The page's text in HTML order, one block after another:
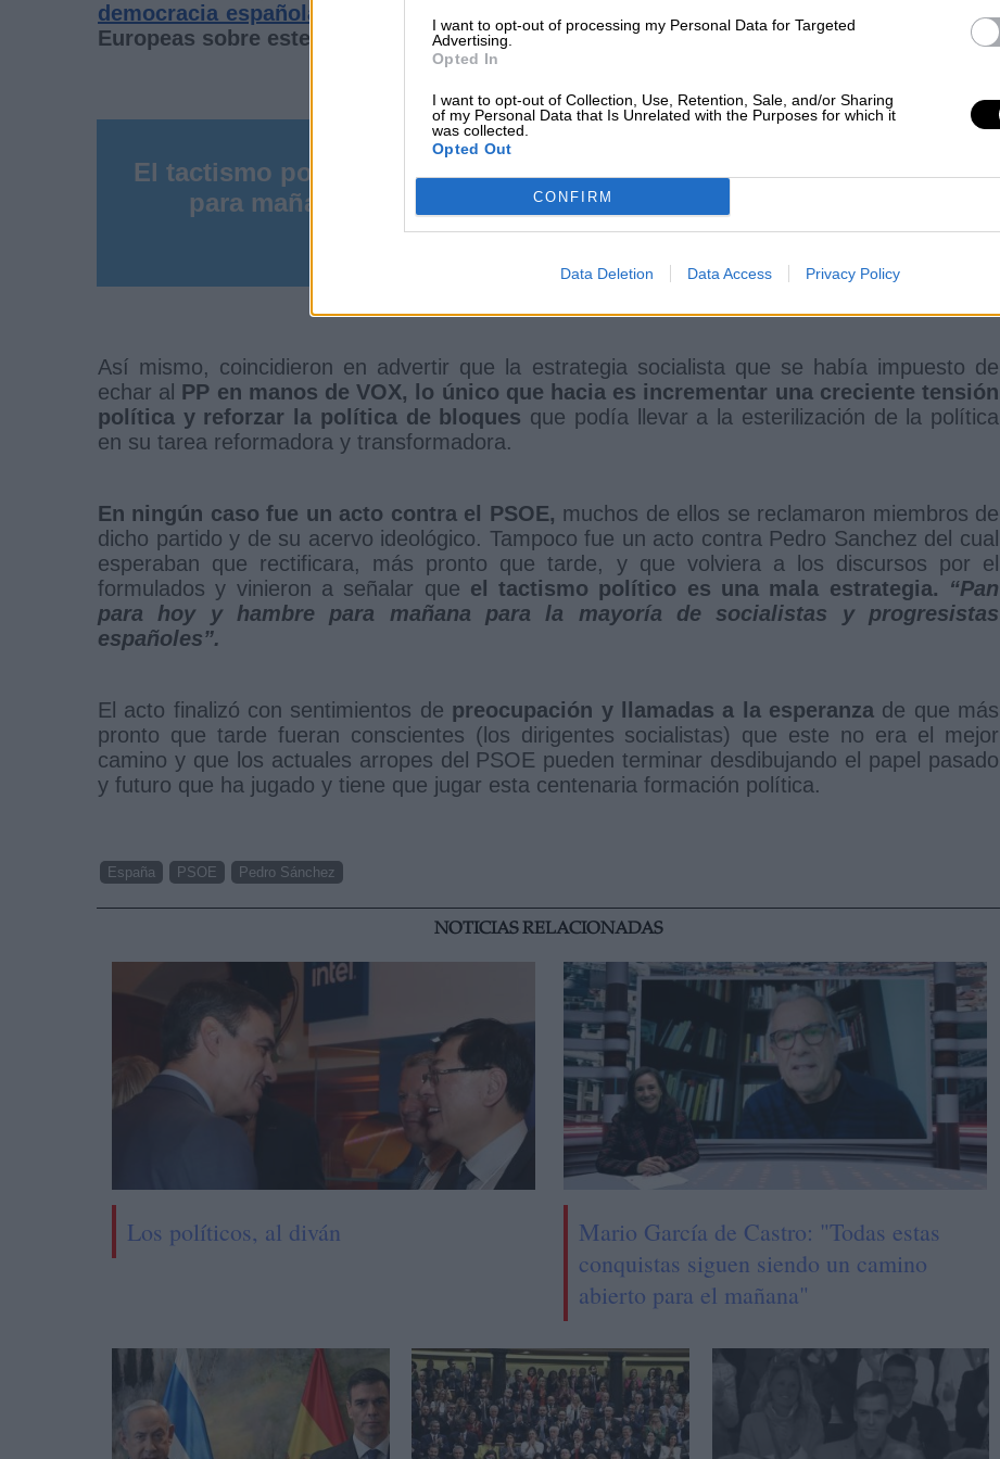
I want to opt-out of processing my Personal Data for Targeted
Advertising.
Opted In
I want to opt-out of Collection, Use, Retention, Sale, and/or Sharing
of my Personal Data that Is Unrelated with the Purposes for which it
was collected.
Opted Out
CONFIRM
Data Deletion Data Access Privacy Policy
democracia española en riesgo
, ante el debate que se ha iniciado en las Instituciones
Europeas sobre este tema.
El tactismo político es una mala estrategia: Pan para hoy y hambre
para mañana para la mayoría de socialistas y progresistas
españoles
Así mismo, coincidieron en advertir que la estrategia socialista que se había impuesto de
echar al PP en manos de VOX, lo único que hacia es incrementar una creciente tensión
política y reforzar la política de bloques que podía llevar a la esterilización de la política
en su tarea reformadora y transformadora.
En ningún caso fue un acto contra el PSOE, muchos de ellos se reclamaron miembros de
dicho partido y de su acervo ideológico. Tampoco fue un acto contra Pedro Sanchez del cual
esperaban que rectificara, más pronto que tarde, y que volviera a los discursos por el
formulados y vinieron a señalar que el tactismo político es una mala estrategia. “Pan
para hoy y hambre para mañana para la mayoría de socialistas y progresistas
españoles”.
El acto finalizó con sentimientos de preocupación y llamadas a la esperanzade que más
pronto que tarde fueran conscientes (los dirigentes socialistas) que este no era el mejor
camino y que los actuales arropes del PSOE pueden terminar desdibujando el papel pasado
y futuro que ha jugado y tiene que jugar esta centenaria formación política.
España PSOE Pedro Sánchez
NOTICIAS RELACIONADAS
Los políticos, al diván
Mario García de Castro: "Todas estas
conquistas siguen siendo un camino
abierto para el mañana"